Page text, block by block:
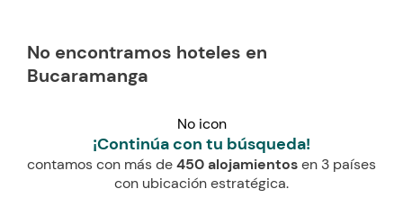
No encontramos hoteles en
Bucaramanga
No icon
¡Continúa con tu búsqueda!
contamos con más de450 alojamientosen 3 países
con ubicación estratégica.